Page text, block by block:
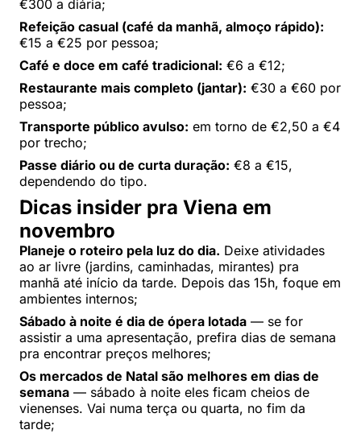
€300 a diária;
Refeição casual (café da manhã, almoço rápido):
€15 a €25 por pessoa;
Café e doce em café tradicional: €6 a €12;
Restaurante mais completo (jantar): €30 a €60 por
pessoa;
Transporte público avulso: em torno de €2,50 a €4
por trecho;
Passe diário ou de curta duração: €8 a €15,
dependendo do tipo.
Dicas insider pra Viena em
novembro
Planeje o roteiro pela luz do dia. Deixe atividades
ao ar livre (jardins, caminhadas, mirantes) pra
manhã até início da tarde. Depois das 15h, foque em
ambientes internos;
Sábado à noite é dia de ópera lotada — se for
assistir a uma apresentação, prefira dias de semana
pra encontrar preços melhores;
Os mercados de Natal são melhores em dias de
semana — sábado à noite eles ficam cheios de
vienenses. Vai numa terça ou quarta, no fim da
tarde;